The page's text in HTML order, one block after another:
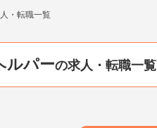
・転職一覧
ルパーの求人・転職一覧